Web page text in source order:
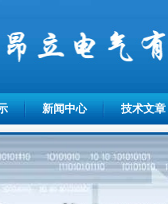
新闻中心 技术文章